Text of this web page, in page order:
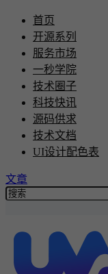
首页
开源系列
服务市场
一秒学院
技术圈子
科技快讯
源码供求
技术文档
UI设计配色表
文章